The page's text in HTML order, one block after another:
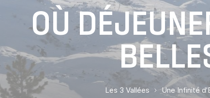
OÙ
Les 3 Vallées Une Infinité